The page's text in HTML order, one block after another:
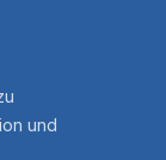
und